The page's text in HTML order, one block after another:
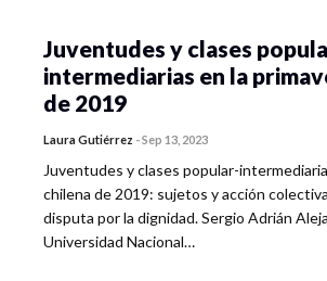
Juventudes y clases
intermediarias en la
de 2019
Laura Gutiérrez -Sep 13, 2023
Juventudes y clases popular-
chilena de 2019: sujetos y acción
disputa por la dignidad. Sergio Adrián
Universidad Nacional…